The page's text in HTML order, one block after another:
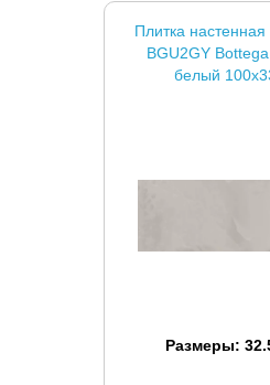
Плитка
BGU2GY
белый
Размеры: